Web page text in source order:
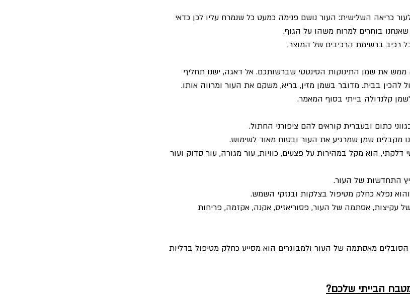
כריאה השלישית: העור נושם פנימה כמעט כל שנמרח עליו לכן כדאי
בוחרים למרוח משהו על הגוף.
רכיב ברשימת הרכיבים של המוצר.
את שמן התינוקות הסינטטי שברשותכם. אל דאגה, ישנו תחליף
להכין בבית. מדובר בשמן מזין, בריא, משקם את העור ומרווה אותו.
קלנדולה בייתי בסוף המאמר.
כתום ובעברית קוראים להם ציפורני החתול.
מקבלים שמן שמרגיע את העור ובטוח מאוד לשימוש.
הוא מקל במהירות על פצעים, כוויות, עור מגורה, עור סדוק ועור
התחדשות של העור.
נפלא כחלק מטיפול בצלקות ובנזקי השמש.
עקיצות, אסתמה של העור, פסוריאזיס, אקנה, אקזמה, פריחות
הסובלים מאסתמה של העור ולמבוגרים הוא מסייע כחלק מטיפול בדליות
הבייתי שלכם?